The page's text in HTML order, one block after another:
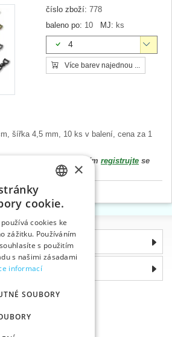
číslo zboží: 778
baleno po: 10 MJ: ks
4
Více barev najednou ...
šířka 4,5 mm, 10 ks v balení, cena za 1
až po přihlášení. Prosím registrujte se
řetízky
Česká republika
ENGLISH
GERMAN
×
cookie.
cookies ke
zážitku. Používáním
s použitím
s našimi zásadami
informací
SOUBORY